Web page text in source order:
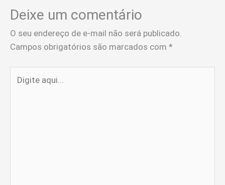
Deixe um comentário
O seu endereço de e-mail não será publicado.
Campos obrigatórios são marcados com *
aqui...